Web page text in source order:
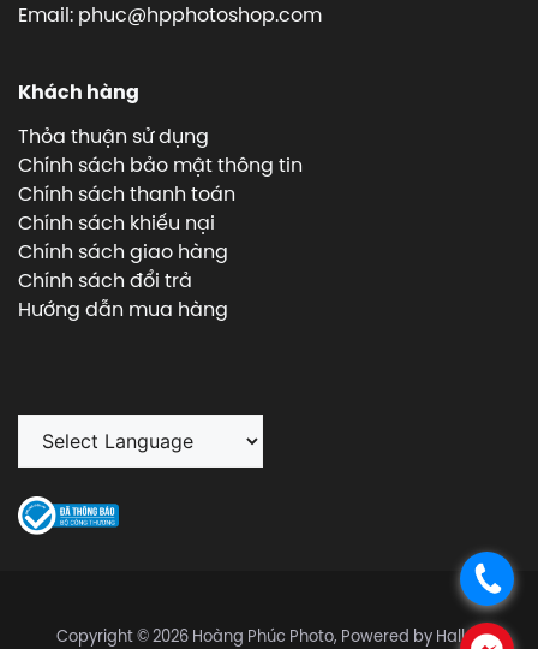
.
Email: phuc@hpphotoshop.com
Khách hàng
Thỏa thuận sử dụng
Chính sách bảo mật thông tin
Chính sách thanh toán
Chính sách khiếu nại
Chính sách giao hàng
Chính sách đổi trả
Hướng dẫn mua hàng
Copyright © 2026 Hoàng Phúc Photo, Powered by Halley